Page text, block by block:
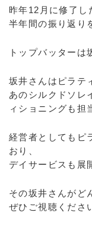
昨年12月に修了し
半年間の振り返り
トップバッターは
坂井さんはピラテ
あのシルクドソレ
ィショニングも担
経営者としてもピ
おり、
デイサービスも展
その坂井さんがど
ぜひご視聴くださ